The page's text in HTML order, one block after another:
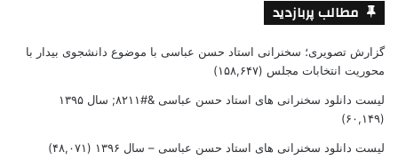
مطالب پربازدید
گزارش تصویری؛ سخنرانی استاد حسن عباسی با موضوع دانشجوی بیدار با
محوریت انتخابات مجلس (۱۵۸,۶۴۷)
لیست دانلود سخنرانی های استاد حسن عباسی &#۸۲۱۱; سال ۱۳۹۵
(۶۰,۱۴۹)
لیست دانلود سخنرانی های استاد حسن عباسی – سال ۱۳۹۶ (۴۸,۰۷۱)